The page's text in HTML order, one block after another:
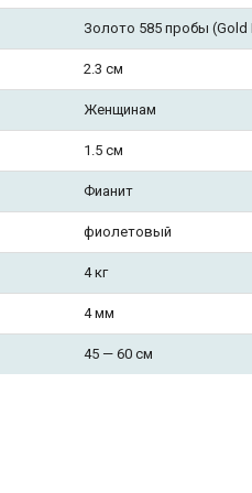
Золото 585 пробы (Gold
2.3 см
Женщинам
1.5 см
Фианит
фиолетовый
4 кг
4 мм
45 — 60 см